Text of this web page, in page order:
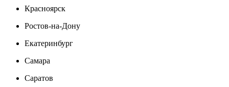
Красноярск
Ростов-на-Дону
Екатеринбург
Самара
Саратов